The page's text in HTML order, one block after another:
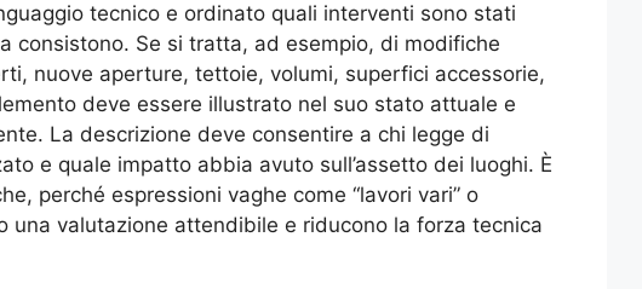
tecnico e ordinato quali interventi sono stati
consistono. Se si tratta, ad esempio, di modifiche
nuove aperture, tettoie, volumi, superfici accessorie,
deve essere illustrato nel suo stato attuale e
La descrizione deve consentire a chi legge di
e quale impatto abbia avuto sull’assetto dei luoghi. È
perché espressioni vaghe come “lavori vari” o
una valutazione attendibile e riducono la forza tecnica